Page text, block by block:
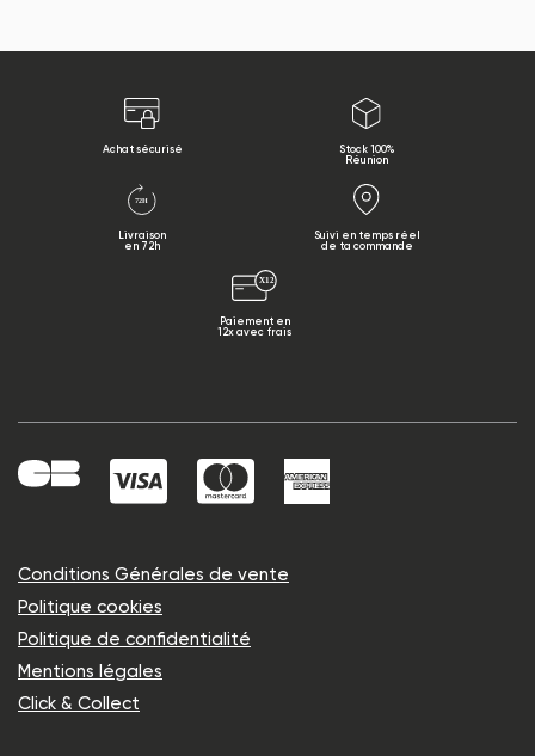
Achat sécurisé
Stock 100%
Réunion
Livraison
en 72h
Suivi en temps réel
de ta commande
Paiement en
12x avec frais
Conditions Générales de vente
Politique cookies
Politique de confidentialité
Mentions légales
Click & Collect